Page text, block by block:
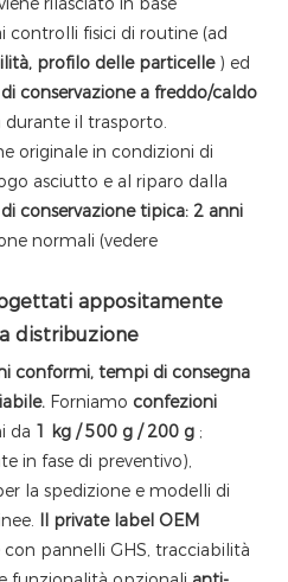
controlli fisici di routine (ad
profilo delle particelle) ed
di conservazione a freddo/caldo
il trasporto.
originale in condizioni di
asciutto e al riparo dalla
conservazione tipica: 2 anni
normali (vedere
appositamente
distribuzione
conformi, tempi di consegna
Forniamo confezioni
da 1 kg / 500 g / 200 g ;
in fase di preventivo),
la spedizione e modelli di
Il private label OEM
pannelli GHS, tracciabilità